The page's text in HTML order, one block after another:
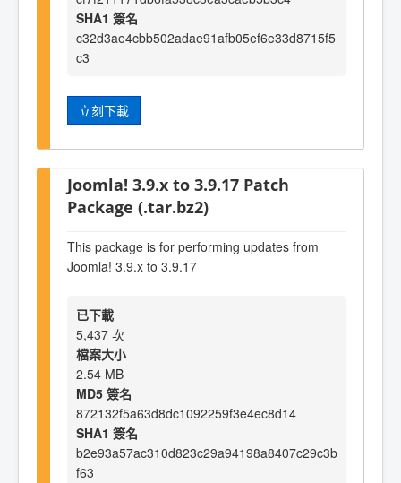
SHA1 簽名
c32d3ae4cbb502adae91afb05ef6e33d8715f5
c3
立刻下載
Joomla! 3.9.x to 3.9.17 Patch
Package (.tar.bz2)
This package is for performing updates from
Joomla! 3.9.x to 3.9.17
已下載
5,437 次
檔案大小
2.54 MB
MD5 簽名
872132f5a63d8dc1092259f3e4ec8d14
SHA1 簽名
b2e93a57ac310d823c29a94198a8407c29c3b
f63